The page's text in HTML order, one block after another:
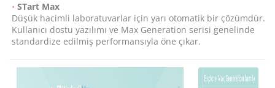
STart Max
Düşük hacimli laboratuvarlar için yarı otomatik bir çözümdür.
Kullanıcı dostu yazılımı ve Max Generation serisi genelinde
standardize edilmiş performansıyla öne çıkar.